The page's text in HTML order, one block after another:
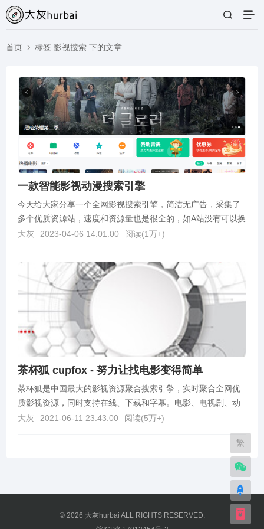
首页 标签 影视搜索 下的文章
一款智能影视动漫搜索引擎
今天给大家分享一个全网影视搜索引擎，简洁无广告，采集了
多个优质资源站，速度和资源量也是很全的，如A站没有可以换
B站，总能找到你需要的，大部分都能做到流畅观看电视...
大灰 2023-04-06 14:01:00 阅读(1万+)
茶杯狐 cupfox - 努力让找电影变得简单
茶杯狐是中国最大的影视资源聚合搜索引擎，实时聚合全网优
质影视资源，同时支持在线、下载和字幕。电影、电视剧、动
漫、综艺应有尽有。茶杯狐：https://www.c...
大灰 2021-06-11 23:43:00 阅读(5万+)
© 2026 大灰hurbai ALL RIGHTS RESERVED.
繁